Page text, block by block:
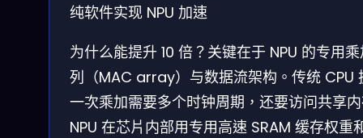
纯软件实现 NPU 加速
为什么能提升 10 倍？关键在于 NPU 的专用
列（MAC array）与数据流架构。传统 CPU
一次乘加需要多个时钟周期，还要访问共享
NPU 在芯片内部用专用高速 SRAM 缓存权重